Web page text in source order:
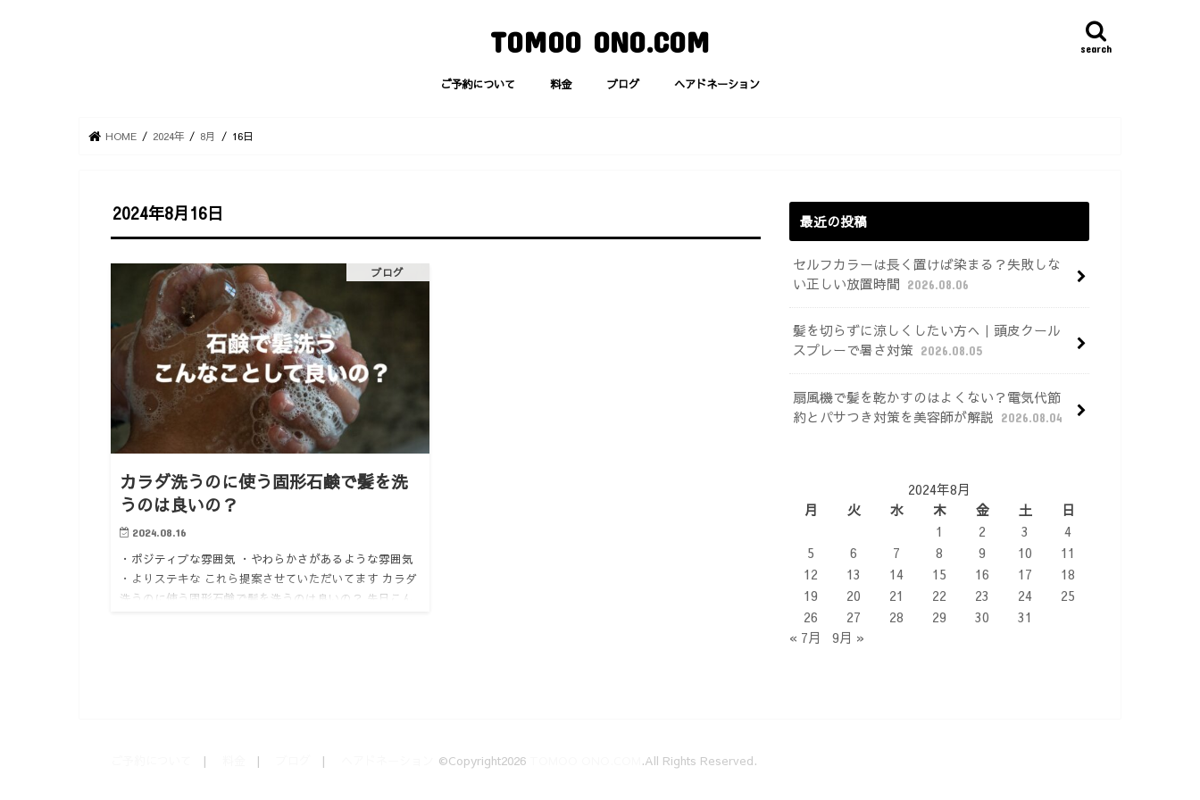
TOMOO ONO.COM search
ご予約について 料金 ブログ ヘアドネーション
HOME 2024年 8月 16日
2024年8月16日
ブログ
カラダ洗うのに使う固形石鹸で髪を洗
うのは良いの？
2024.08.16
・ポジティブな雰囲気 ・やわらかさがあるような雰囲気
・よりステキな これら提案させていただいてます カラダ
洗うのに使う固形石鹸で髪を洗うのは良いの？ 先日こん
最近の投稿
セルフカラーは長く置けば染まる？失敗しな
い正しい放置時間
2026.08.06
髪を切らずに涼しくしたい方へ｜頭皮クール
スプレーで暑さ対策
2026.08.05
扇風機で髪を乾かすのはよくない？電気代節
約とパサつき対策を美容師が解説
2026.08.04
2024年8月
月
火 水 木 金 土
日
1
2 3
4
5
6 7 8 9 10
11
12
13 14 15 16 17
18
19
20 21 22 23 24
25
26
27 28 29 30
31
« 7月
9月 »
©Copyright2026 .All Rights Reserved.